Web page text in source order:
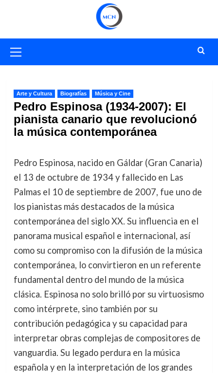
primario
Arte y Cultura Biografías Música y Cine
Pedro Espinosa (1934-2007): El
pianista canario que revolucionó
la música contemporánea
Pedro Espinosa, nacido en Gáldar (Gran Canaria)
el 13 de octubre de 1934 y fallecido en Las
Palmas el 10 de septiembre de 2007, fue uno de
los pianistas más destacados de la música
contemporánea del siglo XX. Su influencia en el
panorama musical español e internacional, así
como su compromiso con la difusión de la música
contemporánea, lo convirtieron en un referente
fundamental dentro del mundo de la música
clásica. Espinosa no solo brilló por su virtuosismo
como intérprete, sino también por su
contribución pedagógica y su capacidad para
interpretar obras complejas de compositores de
vanguardia. Su legado perdura en la música
española y en la interpretación de los grandes